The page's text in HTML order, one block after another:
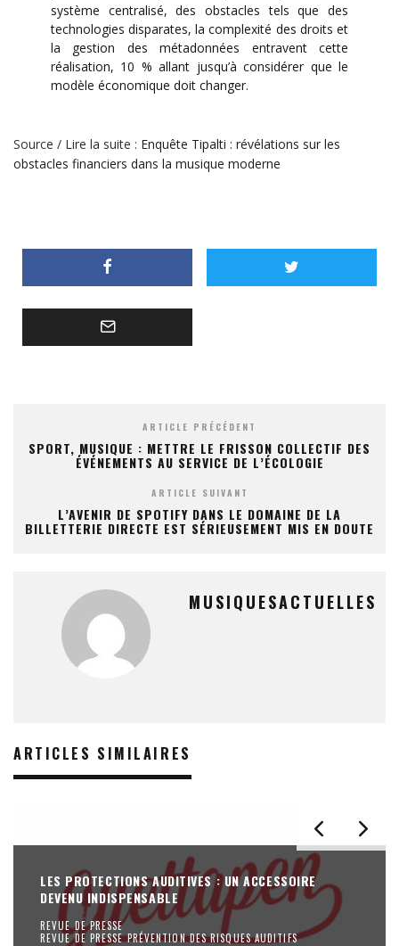
système centralisé, des obstacles tels que des
technologies disparates, la complexité des droits et
la gestion des métadonnées entravent cette
réalisation, 10 % allant jusqu’à considérer que le
modèle économique doit changer.
Source / Lire la suite : Enquête Tipalti : révélations sur les
obstacles financiers dans la musique moderne
ARTICLE PRÉCÉDENT
SPORT, MUSIQUE : METTRE LE FRISSON COLLECTIF DES
ÉVÉNEMENTS AU SERVICE DE L’ÉCOLOGIE
ARTICLE SUIVANT
L’AVENIR DE SPOTIFY DANS LE DOMAINE DE LA
BILLETTERIE DIRECTE EST SÉRIEUSEMENT MIS EN DOUTE
MUSIQUESACTUELLES
ARTICLES SIMILAIRES
LES PROTECTIONS AUDITIVES : UN ACCESSOIRE
DEVENU INDISPENSABLE
REVUE DE PRESSE
REVUE DE PRESSE PRÉVENTION DES RISQUES AUDITIFS